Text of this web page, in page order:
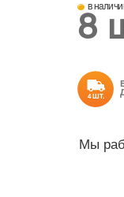
в
8
4 ШТ.
Мы